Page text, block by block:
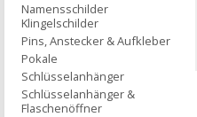
Namensschilder
Klingelschilder
Pins, Anstecker & Aufkleber
Pokale
Schlüsselanhänger
Schlüsselanhänger &
Flaschenöffner